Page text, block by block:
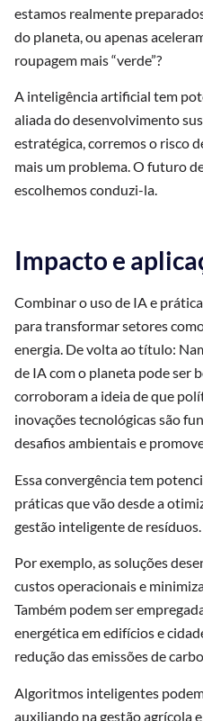
estamos realmente
do planeta, ou apenas
roupagem mais “verde”?
A inteligência artificial tem
aliada do desenvolvimento
estratégica, corremos o risco
mais um problema. O futuro
escolhemos conduzi-la.
Impacto e
Combinar o uso de IA e
para transformar setores
energia. De volta ao título:
de IA com o planeta pode ser
corroboram a ideia de que
inovações tecnológicas são
desafios ambientais e
Essa convergência tem
práticas que vão desde a
gestão inteligente de resíduos.
Por exemplo, as soluções
custos operacionais e
Também podem ser
energética em edifícios e
redução das emissões de
Algoritmos inteligentes
auxiliando na gestão agrícola